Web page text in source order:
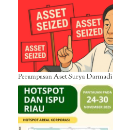
Perampasan Aset Surya Darmadi